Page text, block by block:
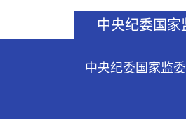
中央纪委国家
中央纪委国家监